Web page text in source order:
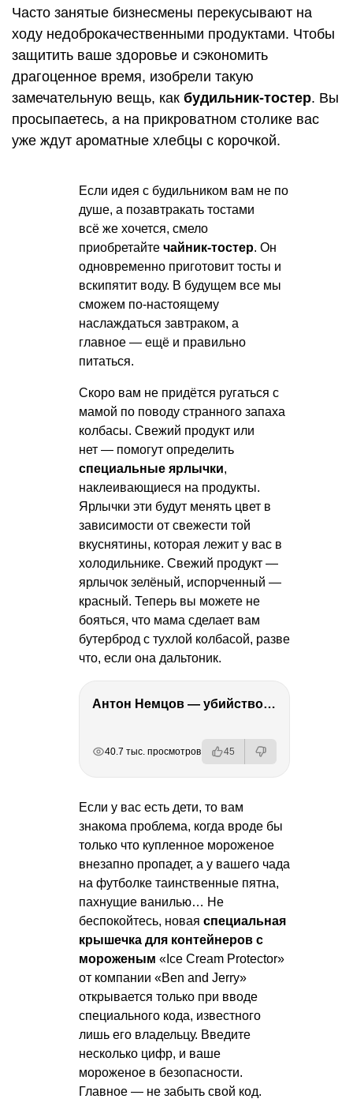
Часто занятые бизнесмены перекусывают на
ходу недоброкачественными продуктами. Чтобы
защитить ваше здоровье и сэкономить
драгоценное время, изобрели такую
замечательную вещь, как будильник-тостер. Вы
просыпаетесь, а на прикроватном столике вас
уже ждут ароматные хлебцы с корочкой.
Если идея с будильником вам не по
душе, а позавтракать тостами
всё же хочется, смело
приобретайте чайник-тостер. Он
одновременно приготовит тосты и
вскипятит воду. В будущем все мы
сможем по-настоящему
наслаждаться завтраком, а
главное — ещё и правильно
питаться.
Скоро вам не придётся ругаться с
мамой по поводу странного запаха
колбасы. Свежий продукт или
нет — помогут определить
специальные ярлычки,
наклеивающиеся на продукты.
Ярлычки эти будут менять цвет в
зависимости от свежести той
вкуснятины, которая лежит у вас в
холодильнике. Свежий продукт —
ярлычок зелёный, испорченный —
красный. Теперь вы можете не
бояться, что мама сделает вам
бутерброд с тухлой колбасой, разве
что, если она дальтоник.
Антон Немцов — убийство Бориса Немцова, переезд в Дубай, семья и политика
40.7 тыс. просмотров 45
Если у вас есть дети, то вам
знакома проблема, когда вроде бы
только что купленное мороженое
внезапно пропадет, а у вашего чада
на футболке таинственные пятна,
пахнущие ванилью… Не
беспокойтесь, новая специальная
крышечка для контейнеров с
мороженым «Ice Cream Protector»
от компании «Ben and Jerry»
открывается только при вводе
специального кода, известного
лишь его владельцу. Введите
несколько цифр, и ваше
мороженое в безопасности.
Главное — не забыть свой код.